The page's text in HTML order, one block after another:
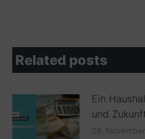
Related posts
Ein
und
28.